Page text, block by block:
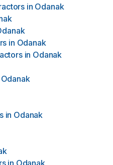
in Odanak
in Odanak
in Odanak
Odanak
in Odanak
in Odanak